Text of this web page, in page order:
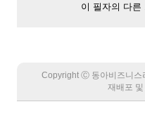
이 필자의 다른
Copyright Ⓒ 동아비즈니스
재배포